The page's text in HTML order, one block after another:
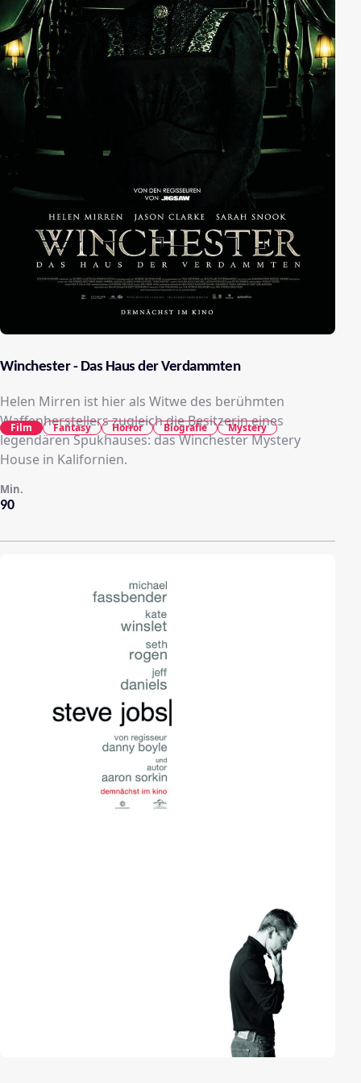
Winchester - Das Haus der Verdammten
Helen Mirren ist hier als Witwe des berühmten
Waffenherstellers zugleich die Besitzerin eines
legendären Spukhauses: das Winchester Mystery
House in Kalifornien.
90
Min.
Film Fantasy Horror Biografie Mystery